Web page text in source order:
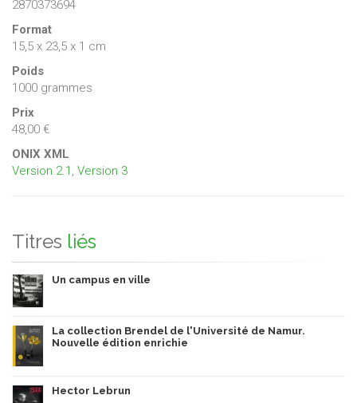
2870373694
Format
15,5 x 23,5 x 1 cm
Poids
1000 grammes
Prix
48,00 €
ONIX XML
Version 2.1 Version 3
Titres liés
Un campus en ville
La collection Brendel de l'Université de Namur.
Nouvelle édition enrichie
Hector Lebrun